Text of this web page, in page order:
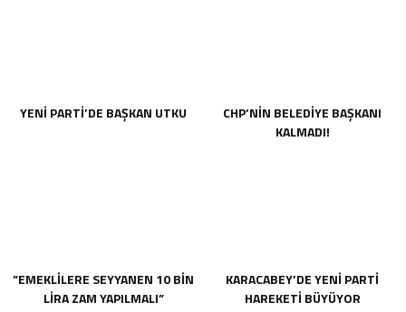
YENİ PARTİ’DE BAŞKAN UTKU
CHP’NİN BELEDİYE BAŞKANI
KALMADI!
”EMEKLİLERE SEYYANEN 10 BİN
LİRA ZAM YAPILMALI”
KARACABEY’DE YENİ PARTİ
HAREKETİ BÜYÜYOR